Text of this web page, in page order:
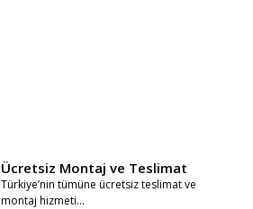
Ücretsiz Montaj ve Teslimat
Türkiye’nin tümüne ücretsiz teslimat ve
montaj hizmeti...